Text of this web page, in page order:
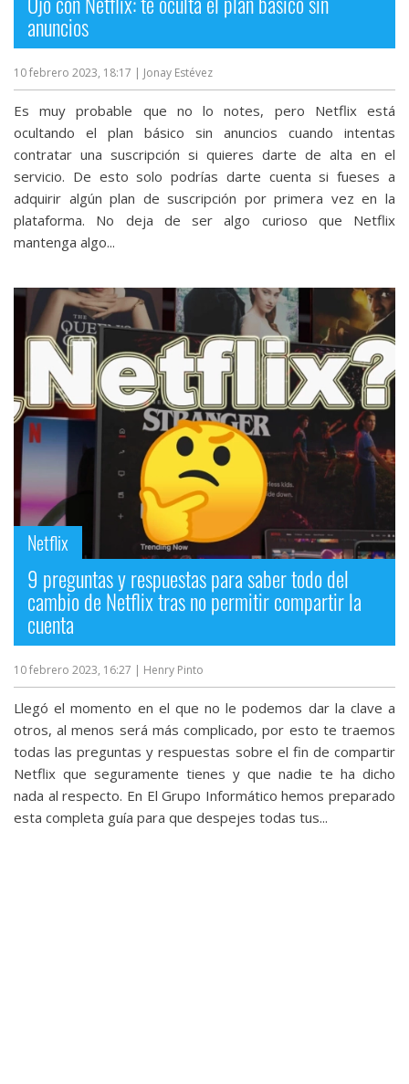
anuncios
10 febrero 2023, 18:17 | Jonay Estévez
Es muy probable que no lo notes, pero Netflix está
ocultando el plan básico sin anuncios cuando intentas
contratar una suscripción si quieres darte de alta en el
servicio. De esto solo podrías darte cuenta si fueses a
adquirir algún plan de suscripción por primera vez en la
plataforma. No deja de ser algo curioso que Netflix
mantenga algo...
Netflix
9 preguntas y respuestas para saber todo del
cambio de Netflix tras no permitir compartir la
cuenta
10 febrero 2023, 16:27 | Henry Pinto
Llegó el momento en el que no le podemos dar la clave a
otros, al menos será más complicado, por esto te traemos
todas las preguntas y respuestas sobre el fin de compartir
Netflix que seguramente tienes y que nadie te ha dicho
nada al respecto. En El Grupo Informático hemos preparado
esta completa guía para que despejes todas tus...